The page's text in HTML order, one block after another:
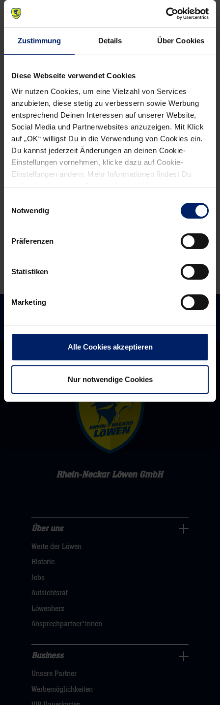
Zustimmung Details Über Cookies
Diese Webseite verwendet Cookies
Wir nutzen Cookies, um eine Vielzahl von Services
anzubieten, diese stetig zu verbessern sowie Werbung
entsprechend Deinen Interessen auf unserer Website,
Social Media und Partnerwebsites anzuzeigen. Mit Klick
auf „OK“ willigst Du in die Verwendung von Cookies ein.
Du kannst jederzeit Änderungen an deinen Cookie-
Einstellungen vornehmen, klicke dazu auf Cookie-
Einstellungen ändern. Mehr Informationen findest Du
außerdem in unsererDatenschutzerklärung.
Notwendig
Präferenzen
Statistiken
Marketing
Alle Cookies akzeptieren
Nur notwendige Cookies
Rhein-Neckar Löwen GmbH
uns
Navigation
öffnen,
dann
hier
Über uns
Werte der Löwen
Historie
Jobs
Aufsichtsrat
Löwenherz
Ansprechpartner*innen
Navigation
öffnen,
dann
Business
Unsere Partner
Werbemöglichkeiten